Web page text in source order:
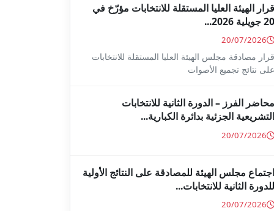
قرار الهيئة العليا المستقلة للانتخابات مؤرّخ في
20 جويلية 2026...
20/07/2026
قرار مصادقة مجلس الهيئة العليا المستقلة للانتخابات
على نتائج تجميع الأصوات
محاضر الفرز – الدورة الثانية للانتخابات
التشريعية الجزئية بدائرة الكبارية...
20/07/2026
اجتماع مجلس الهيئة للمصادقة على النتائج الأولية
للدورة الثانية للانتخابات...
20/07/2026